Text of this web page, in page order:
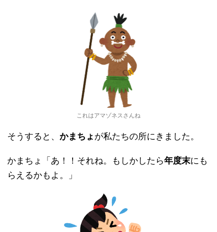
これはアマゾネスさんね
そうすると、 かまちょ が私たちの所にきました。
かまちょ「あ！！それね。もしかしたら年度末にも
らえるかもよ。」